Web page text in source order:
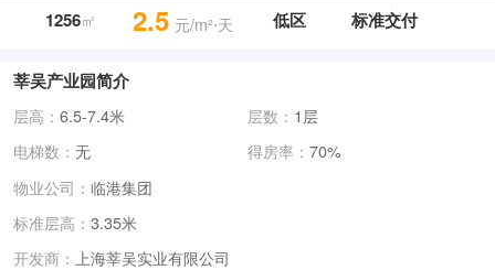
1256㎡ 2.5 元/m²⋅天 低区 标准交付
莘吴产业园简介
层高： 6.5-7.4米 层数： 1层
电梯数： 无 得房率： 70%
物业公司： 临港集团
标准层高： 3.35米
开发商： 上海莘吴实业有限公司